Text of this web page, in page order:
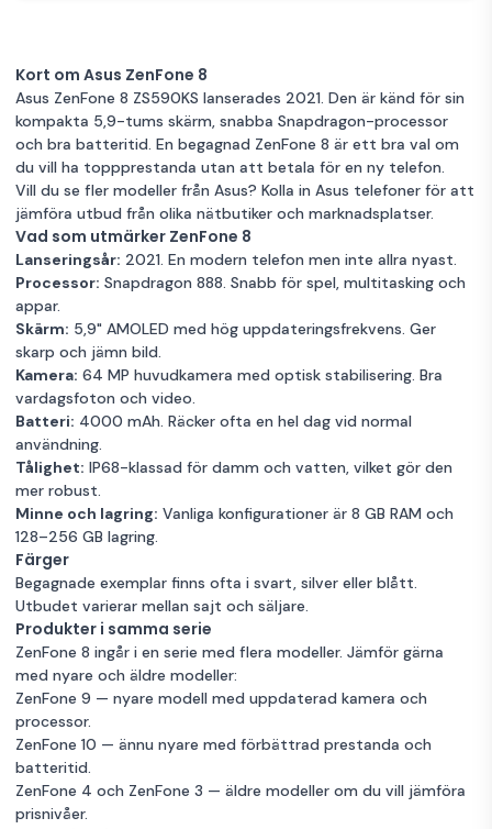
Kort om Asus ZenFone 8
Asus ZenFone 8 ZS590KS lanserades 2021. Den är känd för sin
kompakta 5,9-tums skärm, snabba Snapdragon-processor
och bra batteritid. En begagnad ZenFone 8 är ett bra val om
du vill ha toppprestanda utan att betala för en ny telefon.
Vill du se fler modeller från Asus? Kolla in Asus telefoner för att
jämföra utbud från olika nätbutiker och marknadsplatser.
Vad som utmärker ZenFone 8
Lanseringsår: 2021. En modern telefon men inte allra nyast.
Processor: Snapdragon 888. Snabb för spel, multitasking och
appar.
Skärm: 5,9" AMOLED med hög uppdateringsfrekvens. Ger
skarp och jämn bild.
Kamera: 64 MP huvudkamera med optisk stabilisering. Bra
vardagsfoton och video.
Batteri: 4000 mAh. Räcker ofta en hel dag vid normal
användning.
Tålighet: IP68-klassad för damm och vatten, vilket gör den
mer robust.
Minne och lagring: Vanliga konfigurationer är 8 GB RAM och
128–256 GB lagring.
Färger
Begagnade exemplar finns ofta i svart, silver eller blått.
Utbudet varierar mellan sajt och säljare.
Produkter i samma serie
ZenFone 8 ingår i en serie med flera modeller. Jämför gärna
med nyare och äldre modeller:
ZenFone 9 — nyare modell med uppdaterad kamera och
processor.
ZenFone 10 — ännu nyare med förbättrad prestanda och
batteritid.
ZenFone 4 och ZenFone 3 — äldre modeller om du vill jämföra
prisnivåer.